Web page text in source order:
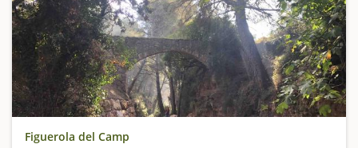
Figuerola del Camp